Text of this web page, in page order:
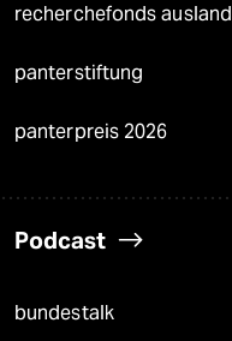
recherchefonds ausland
panterstiftung
panterpreis 2026
Podcast
bundestalk